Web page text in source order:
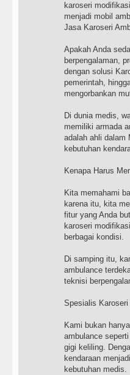
karoseri
menjadi mobil
Jasa Karoseri
Apakah Anda
berpengalaman,
dengan solusi
pemerintah,
mengorbankan
Di dunia medis,
memiliki armada
adalah ahli dalam
kebutuhan
Kenapa Harus
Kita memahami
karena itu, kita
fitur yang Anda
karoseri
berbagai kondisi.
Di samping itu,
ambulance
teknisi
Spesialis
Kami bukan
ambulance
gigi keliling.
kendaraan
kebutuhan medis.